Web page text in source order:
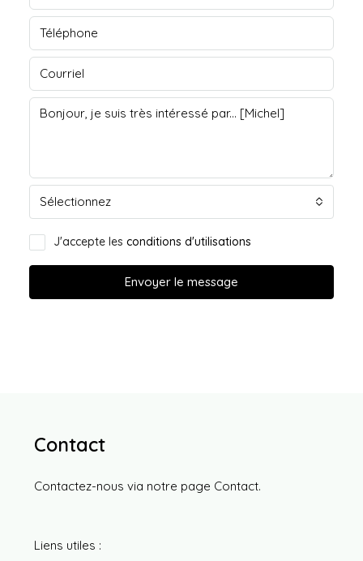
Sélectionnez
J'accepte les conditions d'utilisations
Envoyer le message
Contact
Contactez-nous via notre page Contact.
Liens utiles :